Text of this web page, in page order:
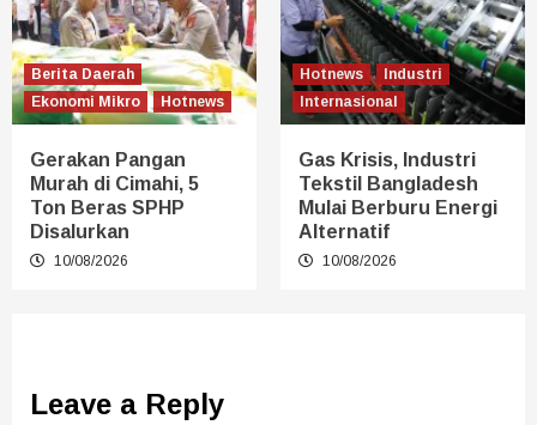
Berita Daerah
Ekonomi Mikro
Hotnews
Gerakan Pangan
Murah di Cimahi, 5
Ton Beras SPHP
Disalurkan
10/08/2026
Hotnews
Industri
Internasional
Gas Krisis, Industri
Tekstil Bangladesh
Mulai Berburu Energi
Alternatif
10/08/2026
Leave a Reply